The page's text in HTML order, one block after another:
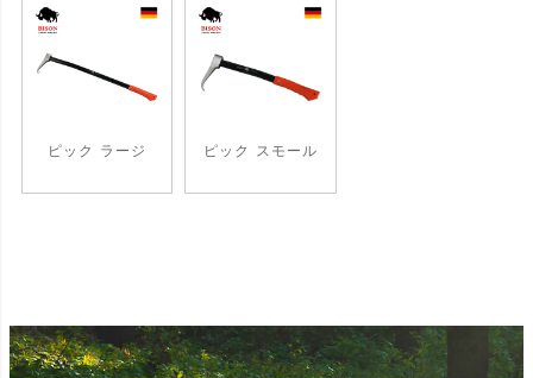
ピック ラージ ピック スモール